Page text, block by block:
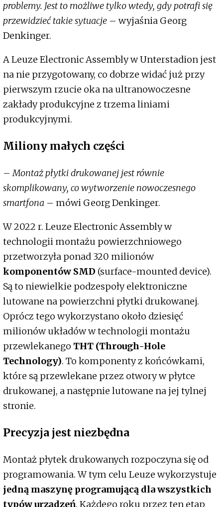
problemy. Jest to możliwe tylko wtedy, gdy potrafi się
przewidzieć takie sytuacje – wyjaśnia Georg
Denkinger.
A Leuze Electronic Assembly w Unterstadion jest
na nie przygotowany, co dobrze widać już przy
pierwszym rzucie oka na ultranowoczesne
zakłady produkcyjne z trzema liniami
produkcyjnymi.
Miliony małych części
–Montaż płytki drukowanej jest równie
skomplikowany, co wytworzenie nowoczesnego
smartfona – mówi Georg Denkinger.
W 2022 r. Leuze Electronic Assembly w
technologii montażu powierzchniowego
przetworzyła ponad 320 milionów
komponentów SMD (surface-mounted device).
Są to niewielkie podzespoły elektroniczne
lutowane na powierzchni płytki drukowanej.
Oprócz tego wykorzystano około dziesięć
milionów układów w technologii montażu
przewlekanego THT (Through-Hole
Technology). To komponenty z końcówkami,
które są przewlekane przez otwory w płytce
drukowanej, a następnie lutowane na jej tylnej
stronie.
Precyzja jest niezbędna
Montaż płytek drukowanych rozpoczyna się od
programowania. W tym celu Leuze wykorzystuje
jedną maszynę programującą dla wszystkich
typów urządzeń. Każdego roku przez ten etap